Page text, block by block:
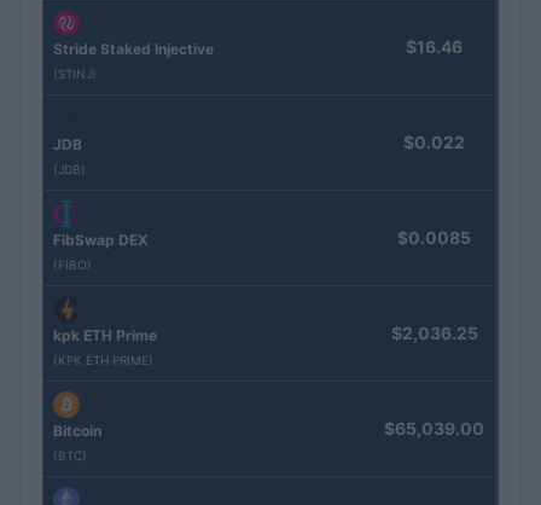
Stride Staked Injective
(STINJ)
$16.46
JDB
(JDB)
$0.022
FibSwap DEX
(FIBO)
$0.0085
kpk ETH Prime
(KPK ETH PRIME)
$2,036.25
Bitcoin
(BTC)
$65,039.00